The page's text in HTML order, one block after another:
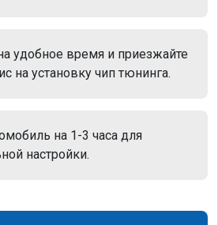
удобное время и приезжайте
на установку чип тюнинга.
на 1-3 часа для
настройки.